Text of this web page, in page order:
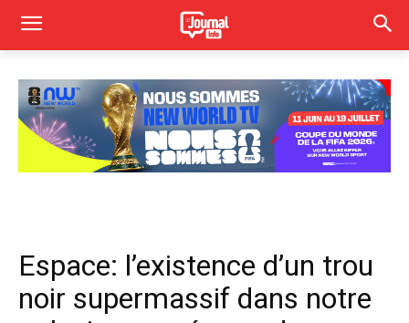
Espace: l’existence d’un trou
noir supermassif dans notre